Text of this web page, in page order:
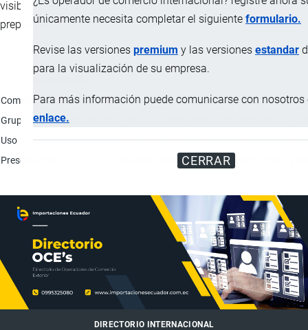
únicamente necesita completar el siguiente formulario.
Revise las versiones premium y las versiones estandar
para la visualización de su empresa.
Para más información puede comunicarse con nosotros
enlace.
CERRAR
visibles para perfusión intravenosa una vez diluida y
preparada.
Composición química
Cada ml conteine: Ramucirumab: 10 mg;
Grupo farmacoterapéutico
Uso
Para tratar: Cáncer gástrico; Cáncer
Presentación
Solución inyectable, caja de cartón con 1
DIRECTORIO INTERNACIONAL